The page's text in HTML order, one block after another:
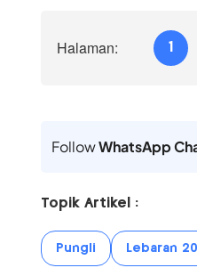
Halaman: 1
FollowWhatsApp
Topik Artikel :
Pungli Lebaran